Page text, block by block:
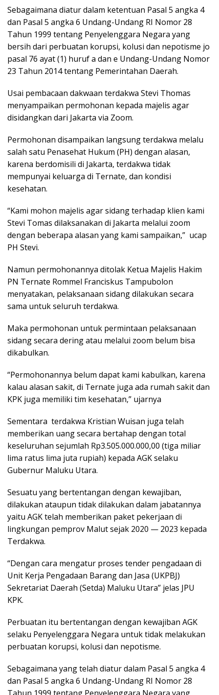
Sebagaimana diatur dalam ketentuan Pasal 5 angka 4
dan Pasal 5 angka 6 Undang-Undang RI Nomor 28
Tahun 1999 tentang Penyelenggara Negara yang
bersih dari perbuatan korupsi, kolusi dan nepotisme jo
pasal 76 ayat (1) huruf a dan e Undang-Undang Nomor
23 Tahun 2014 tentang Pemerintahan Daerah.
Usai pembacaan dakwaan terdakwa Stevi Thomas
menyampaikan permohonan kepada majelis agar
disidangkan dari Jakarta via Zoom.
Permohonan disampaikan langsung terdakwa melalu
salah satu Penasehat Hukum (PH) dengan alasan,
karena berdomisili di Jakarta, terdakwa tidak
mempunyai keluarga di Ternate, dan kondisi
kesehatan.
“Kami mohon majelis agar sidang terhadap klien kami
Stevi Tomas dilaksanakan di Jakarta melalui zoom
dengan beberapa alasan yang kami sampaikan,” ucap
PH Stevi.
Namun permohonannya ditolak Ketua Majelis Hakim
PN Ternate Rommel Franciskus Tampubolon
menyatakan, pelaksanaan sidang dilakukan secara
sama untuk seluruh terdakwa.
Maka permohonan untuk permintaan pelaksanaan
sidang secara dering atau melalui zoom belum bisa
dikabulkan.
“Permohonannya belum dapat kami kabulkan, karena
kalau alasan sakit, di Ternate juga ada rumah sakit dan
KPK juga memiliki tim kesehatan,” ujarnya
Sementara terdakwa Kristian Wuisan juga telah
memberikan uang secara bertahap dengan total
keseluruhan sejumlah Rp3.505.000.000,00 (tiga miliar
lima ratus lima juta rupiah) kepada AGK selaku
Gubernur Maluku Utara.
Sesuatu yang bertentangan dengan kewajiban,
dilakukan ataupun tidak dilakukan dalam jabatannya
yaitu AGK telah memberikan paket pekerjaan di
lingkungan pemprov Malut sejak 2020 — 2023 kepada
Terdakwa.
“Dengan cara mengatur proses tender pengadaan di
Unit Kerja Pengadaan Barang dan Jasa (UKPBJ)
Sekretariat Daerah (Setda) Maluku Utara” jelas JPU
KPK.
Perbuatan itu bertentangan dengan kewajiban AGK
selaku Penyelenggara Negara untuk tidak melakukan
perbuatan korupsi, kolusi dan nepotisme.
Sebagaimana yang telah diatur dalam Pasal 5 angka 4
dan Pasal 5 angka 6 Undang-Undang RI Nomor 28